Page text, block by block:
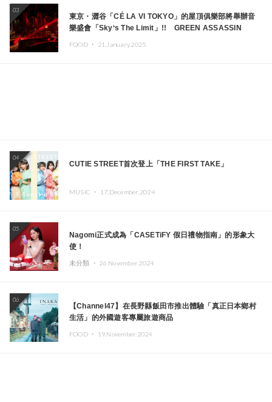
03
東京・澀谷「CÉ LA VI TOKYO」的屋頂俱樂部將舉辦音
樂盛會「Sky‘s The Limit」!! GREEN ASSASSIN
本頂尖DJ及創作者齊聚一堂
FOOD ・ 21.January.2025
04
CUTIE STREET首次登上「THE FIRST TAKE」
MUSIC ・ 17.December.2024
05
Nagomi正式成為「CASETiFY 假日禮物指南」的形象大
使！
未分類 ・ 26.November.2024
06
【Channel47】在長野縣飯田市推出體驗「真正日本鄉村
生活」的外國遊客專屬旅遊商品
FOOD ・ 19.November.2024